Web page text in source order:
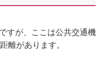
すが、ここは公共交通機
離があります。